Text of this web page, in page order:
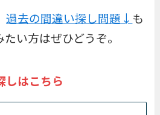
過去の間違い探し問題↓ も
い方はぜひどうぞ。
しはこちら